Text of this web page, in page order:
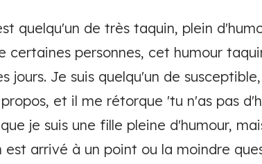
quelqu'un de très taquin, plein
certaines personnes, cet humour
jours. Je suis quelqu'un de
et il me rétorque 'tu n'as pas
je suis une fille pleine d'humour,
est arrivé à un point ou la moindre